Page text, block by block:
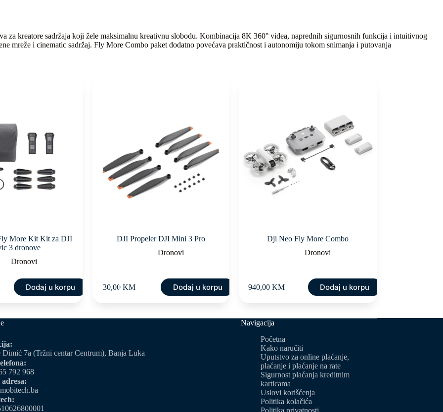
za kreatore sadržaja koji žele maksimalnu kreativnu slobodu. Kombinacija 8K 360° videa, naprednih sigurnosnih funkcija i intuitivnog
mreže i cinematic sadržaj. Fly More Combo paket dodatno povećava praktičnost i autonomiju tokom snimanja i putovanja
More Kit Kit za DJI
3 dronove
Dronovi
Dodaj u korpu
DJI Propeler DJI Mini 3 Pro
Dronovi
30,00KM Dodaj u korpu
Dji Neo Fly More Combo
Dronovi
940,00 KM Dodaj u korpu
Dimić 7a (Tržni centar Centrum), Banja Luka
792 968
Navigacija
Početna
Kako naručiti
Uputstvo za online plaćanje,
plaćanje i plaćanje na rate
Sigurnost plaćanja kreditnim
karticama
Uslovi korišćenja
Politika kolačića